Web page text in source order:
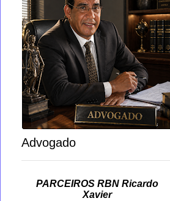
Advogado
PARCEIROS RBN Ricardo
Xavier